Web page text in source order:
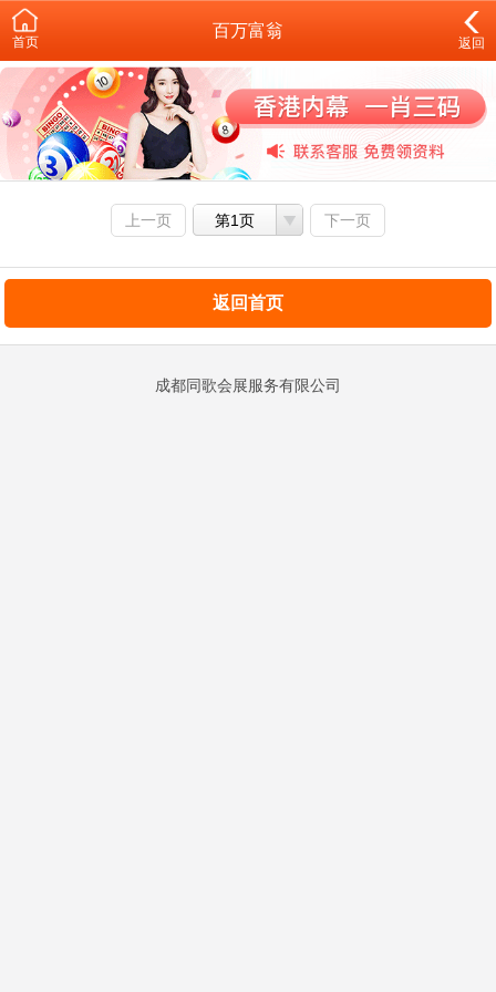
首页
百万富翁
返回
上一页 第1页 下一页
返回首页
成都同歌会展服务有限公司